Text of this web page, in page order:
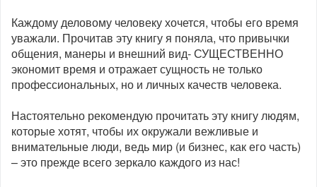
Каждому деловому человеку хочется, чтобы его время
уважали. Прочитав эту книгу я поняла, что привычки
общения, манеры и внешний вид- СУЩЕСТВЕННО
экономит время и отражает сущность не только
профессиональных, но и личных качеств человека.
Настоятельно рекомендую прочитать эту книгу людям,
которые хотят, чтобы их окружали вежливые и
внимательные люди, ведь мир (и бизнес, как его часть)
– это прежде всего зеркало каждого из нас!